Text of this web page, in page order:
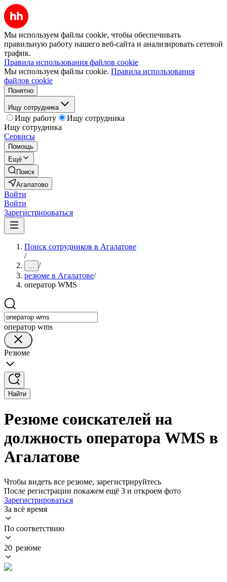
Мы используем файлы cookie, чтобы обеспечивать
правильную работу нашего веб-сайта и анализировать сетевой
трафик.
Правила использования файлов cookie
Мы используем файлы cookie. Правила использования
файлов cookie
Понятно
Ищу сотрудника
Ищу работу
Ищу сотрудника
Ищу сотрудника
Сервисы
Помощь
Ещё
Поиск
Агалатово
Войти
Войти
Зарегистрироваться
Поиск сотрудников в Агалатове
/
... /
резюме в Агалатове/
оператор WMS
оператор wms
Резюме
Найти
Резюме соискателей на
должность оператора WMS в
Агалатове
Чтобы видеть все резюме, зарегистрируйтесь
После регистрации покажем ещё 3 и откроем фото
Зарегистрироваться
За всё время
По соответствию
20 резюме